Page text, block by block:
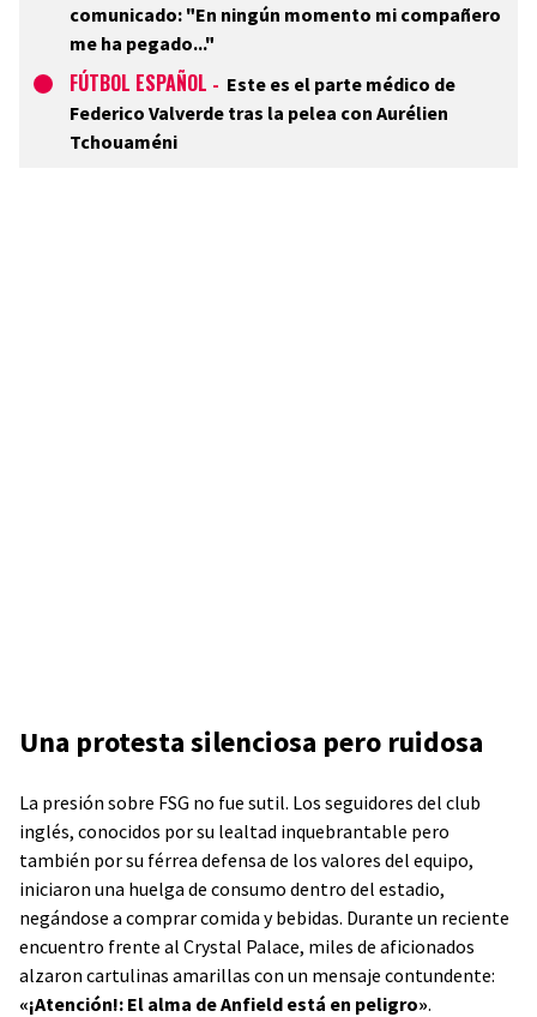
comunicado: "En ningún momento mi compañero
me ha pegado..."
FÚTBOL ESPAÑOL - Este es el parte médico de
Federico Valverde tras la pelea con Aurélien
Tchouaméni
Una protesta silenciosa pero ruidosa
La presión sobre FSG no fue sutil. Los seguidores del club
inglés, conocidos por su lealtad inquebrantable pero
también por su férrea defensa de los valores del equipo,
iniciaron una huelga de consumo dentro del estadio,
negándose a comprar comida y bebidas. Durante un reciente
encuentro frente al Crystal Palace, miles de aficionados
alzaron cartulinas amarillas con un mensaje contundente:
«¡Atención!: El alma de Anfield está en peligro».